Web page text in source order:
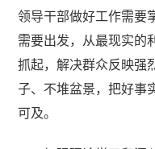
领导干部做好工作需要
需要出发，从最现实的
抓起，解决群众反映强
子、不堆盆景，把好事
可及。